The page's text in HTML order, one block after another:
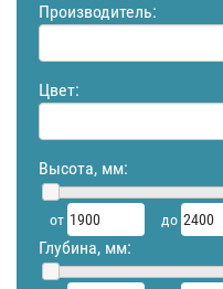
Производитель:
Цвет:
Высота, мм:
от до
Глубина, мм: